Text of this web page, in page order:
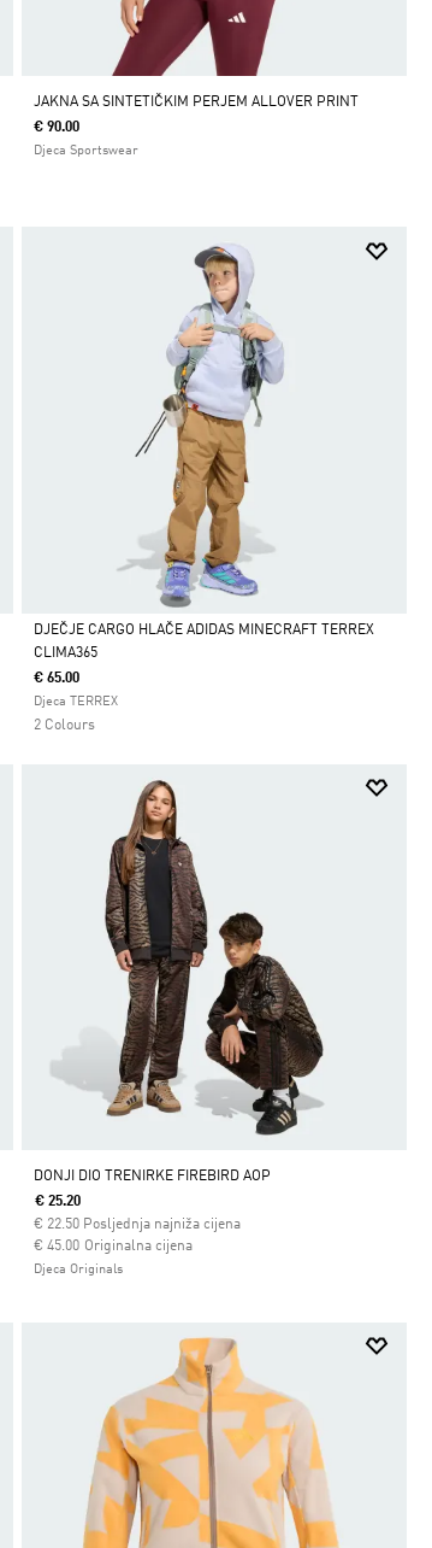
JAKNA SA SINTETIČKIM PERJEM ALLOVER PRINT
€ 90.00
Djeca Sportswear
Da
DJEČJE CARGO HLAČE ADIDAS MINECRAFT TERREX
CLIMA365
€ 65.00
Djeca TERREX
2 Colours
DONJI DIO TRENIRKE FIREBIRD AOP
€ 25.20
€ 22.50 Posljednja najniža cijena
Originalna cijena
Cijena umanjena od
€ 45.00za
Djeca Originals